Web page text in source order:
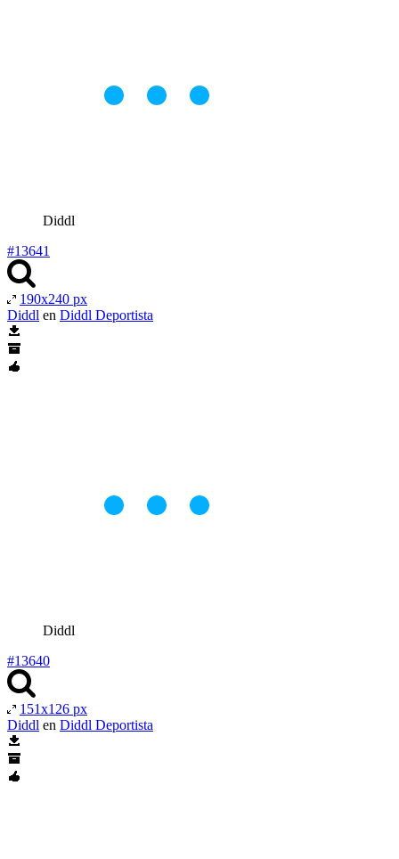
Diddl
#13641
190x240 px
Diddl en Diddl Deportista
Diddl
#13640
151x126 px
Diddl en Diddl Deportista